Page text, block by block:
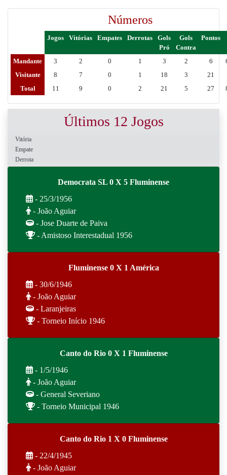
Números
Jogos Vitórias Empates Derrotas
Gols
Pró
Gols
Contra
Pontos
Mandante 3 2 0 1 3 2 6
Visitante
8 7 0 1 18 3
21
Total
11 9 0 2 21 5 27
Últimos 12 Jogos
Vitória
Empate
Derrota
Democrata SL 0 X 5 Fluminense
- 25/3/1956
- João Aguiar
- Jose Duarte de Paiva
- Amistoso Interestadual 1956
Fluminense 0 X 1 América
- 30/6/1946
- João Aguiar
- Laranjeiras
- Torneio Início 1946
Canto do Rio 0 X 1 Fluminense
- 1/5/1946
- João Aguiar
- General Severiano
- Torneio Municipal 1946
Canto do Rio 1 X 0 Fluminense
- 22/4/1945
- João Aguiar